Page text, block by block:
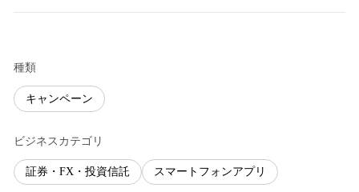
種類
キャンペーン
ビジネスカテゴリ
証券・FX・投資信託 スマートフォンアプリ